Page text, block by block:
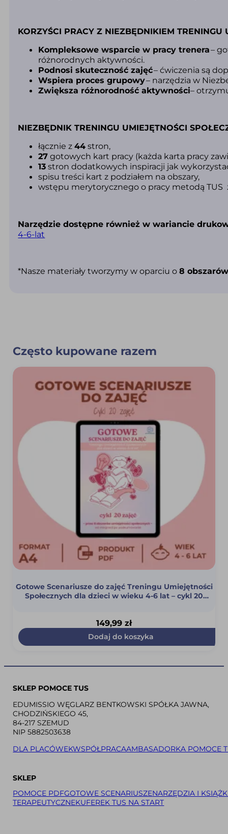
KORZYŚCI PRACY Z NIEZBĘDNIKIEM TRENINGU
Kompleksowe wsparcie w pracy trenera–
różnorodnych aktywności.
Podnosi skuteczność zajęć– ćwiczenia są
Wspiera proces grupowy– narzędzia w
Zwiększa różnorodność aktywności–
NIEZBĘDNIK TRENINGU UMIEJĘTNOŚCI
łącznie z44 stron,
27 gotowych kart pracy (każda karta pracy
13 stron dodatkowych inspiracji jak
spisu treści kart z podziałem na obszary,
wstępu merytorycznego o pracy metodą TUS
Narzędzie dostępne również w wariancie
4-6-lat
*Nasze materiały tworzymy w oparciu o8
Często kupowane razem
Gotowe Scenariusze do zajęć Treningu Umiejętności
Społecznych dla dzieci w wieku 4-6 lat – cykl 20
149,99 zł
Dodaj do koszyka
SKLEP POMOCE TUS
EDUMISSIO WĘGLARZ BENTKOWSKI SPÓŁKA JAWNA,
CHODZIŃSKIEGO 45,
84-217 SZEMUD
NIP 5882503638
DLA PLACÓWEKWSPÓŁPRACAAMBASADORKA POMOCE
SKLEP
POMOCE PDFGOTOWE SCENARIUSZENARZĘDZIA I
TERAPEUTYCZNEKUFEREK TUS NA START